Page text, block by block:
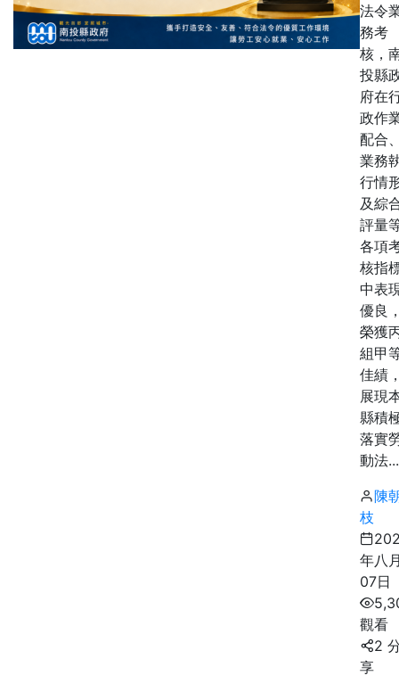
法令
務考
核，
投縣
府在
政作
配合
業務
行情
及綜
評量
各項
核指
中表
優良
榮獲
組甲
佳績
展現
縣積
落實
動法...
陳
枝
年八
07日
觀看
2
享